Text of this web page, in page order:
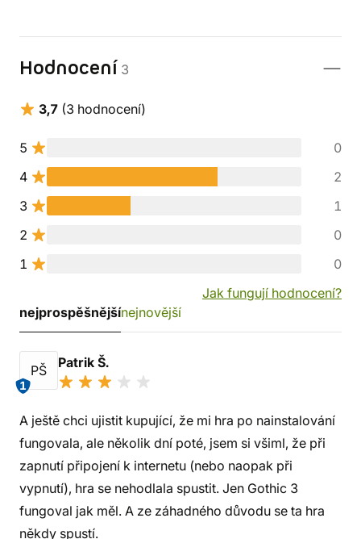
Hodnocení 3
3,7 (3 hodnocení)
5
0
4
2
3
1
2
0
1
0
Jak fungují hodnocení?
nejprospěšnějšínejnovější
PŠ
1
Patrik Š.
A ještě chci ujistit kupující, že mi hra po nainstalování
fungovala, ale několik dní poté, jsem si všiml, že při
zapnutí připojení k internetu (nebo naopak při
vypnutí), hra se nehodlala spustit. Jen Gothic 3
fungoval jak měl. A ze záhadného důvodu se ta hra
někdy spustí.